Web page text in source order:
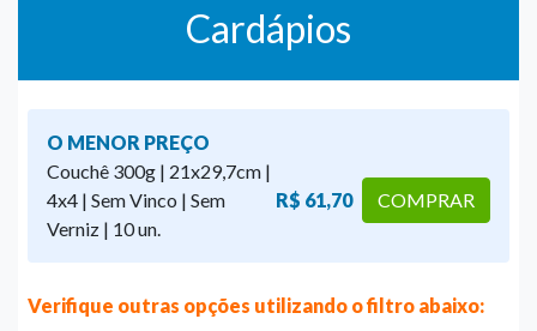
Cardápios
O MENOR PREÇO
Couchê 300g | 21x29,7cm |
4x4 | Sem Vinco | Sem
Verniz | 10 un.
R$ 61,70 COMPRAR
Verifique outras opções utilizando o filtro abaixo: